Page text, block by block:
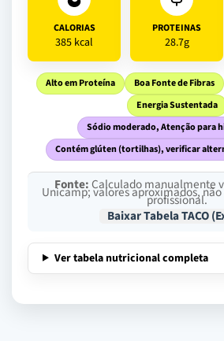
CALORIAS
385 kcal
PROTEINAS
28.7g
Alto em Proteína Boa Fonte de Fibras
Energia Sustentada
Sódio moderado, Atenção para
Contém glúten (tortilhas), verificar
Fonte:Calculado manualmente
Unicamp; valores aproximados,
profissional.
Baixar Tabela TACO
Ver tabela nutricional completa